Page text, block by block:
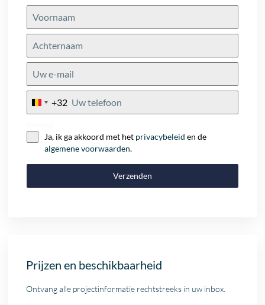
Belgium
+32
Ja, ik ga akkoord met het privacybeleid en de
algemene voorwaarden.
Verzenden
Prijzen en beschikbaarheid
Ontvang alle projectinformatie rechtstreeks in uw inbox.